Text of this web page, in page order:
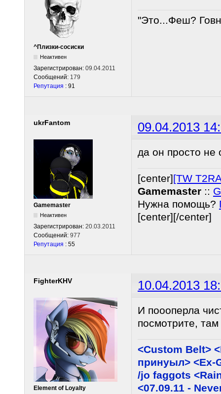
^Плизки-сосиски
Неактивен
Зарегистрирован: 09.04.2011
Сообщений: 179
Репутация : 91
"Это...Феш?
ukrFantom 09.04.2013
Gamemaster
Неактивен
Зарегистрирован: 20.03.2011
Сообщений: 977
Репутация : 55
да он просто не
[center][TW
Gamemaster ::
Нужна помощь?
[center][/center]
FighterKHV 10.04.2013
Element of Loyalty
И поооперла
посмотрите,
<Custom Belt>
принуыл> <Ex-
/jo faggots
<07.09.11 -